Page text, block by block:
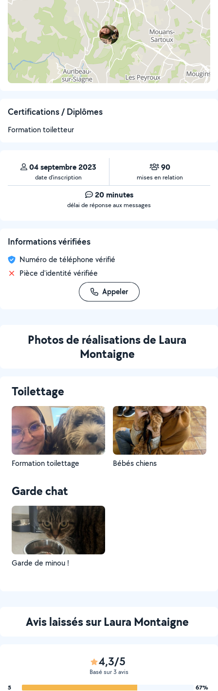
Certifications / Diplômes
Formation toiletteur
04 septembre 2023
date d’inscription
90
mises en relation
20 minutes
délai de réponse aux messages
Informations vérifiées
Numéro de téléphone vérifié
Pièce d'identité vérifiée
Appeler
Photos de réalisations de Laura
Montaigne
Toilettage
Formation toilettage Bébés chiens
Garde chat
Garde de minou !
Avis laissés sur Laura Montaigne
4,3/5
Basé sur 3 avis
5
67%